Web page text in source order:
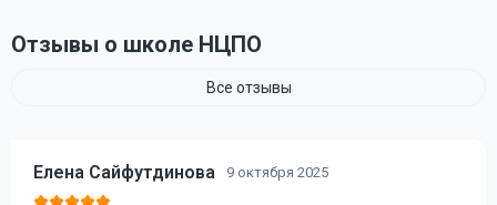
Отзывы о школе НЦПО
Все отзывы
Елена Сайфутдинова 9 октября 2025